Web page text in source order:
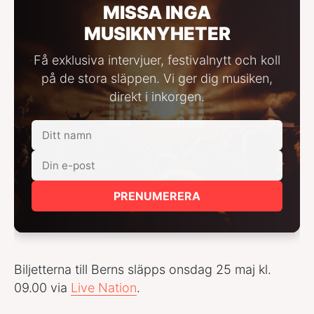
MISSA INGA
MUSIKNYHETER
Få exklusiva intervjuer, festivalnytt och koll
på de stora släppen. Vi ger dig musiken,
direkt i inkorgen.
PRENUMERERA
Biljetterna till Berns släpps onsdag 25 maj kl.
09.00 via Live Nation.